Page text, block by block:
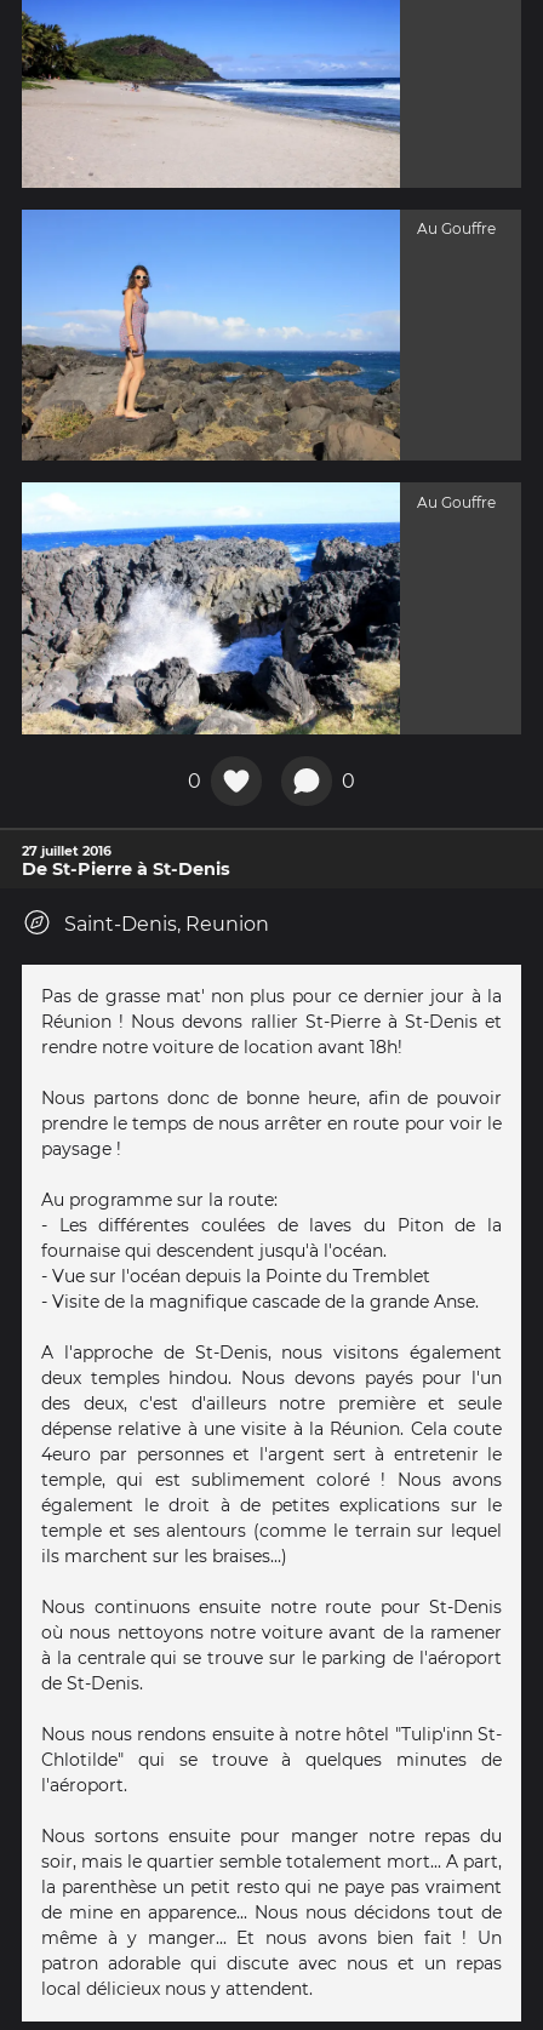
Au Gouffre
Au Gouffre
0 0
27 juillet 2016
De St-Pierre à St-Denis
Saint-Denis, Reunion
Pas de grasse mat' non plus pour ce dernier jour à la
Réunion ! Nous devons rallier St-Pierre à St-Denis et
rendre notre voiture de location avant 18h!
Nous partons donc de bonne heure, afin de pouvoir
prendre le temps de nous arrêter en route pour voir le
paysage !
Au programme sur la route:
- Les différentes coulées de laves du Piton de la
fournaise qui descendent jusqu'à l'océan.
- Vue sur l'océan depuis la Pointe du Tremblet
- Visite de la magnifique cascade de la grande Anse.
A l'approche de St-Denis, nous visitons également
deux temples hindou. Nous devons payés pour l'un
des deux, c'est d'ailleurs notre première et seule
dépense relative à une visite à la Réunion. Cela coute
4euro par personnes et l'argent sert à entretenir le
temple, qui est sublimement coloré ! Nous avons
également le droit à de petites explications sur le
temple et ses alentours (comme le terrain sur lequel
ils marchent sur les braises...)
Nous continuons ensuite notre route pour St-Denis
où nous nettoyons notre voiture avant de la ramener
à la centrale qui se trouve sur le parking de l'aéroport
de St-Denis.
Nous nous rendons ensuite à notre hôtel "Tulip'inn St-
Chlotilde" qui se trouve à quelques minutes de
l'aéroport.
Nous sortons ensuite pour manger notre repas du
soir, mais le quartier semble totalement mort... A part,
la parenthèse un petit resto qui ne paye pas vraiment
de mine en apparence... Nous nous décidons tout de
même à y manger... Et nous avons bien fait ! Un
patron adorable qui discute avec nous et un repas
local délicieux nous y attendent.